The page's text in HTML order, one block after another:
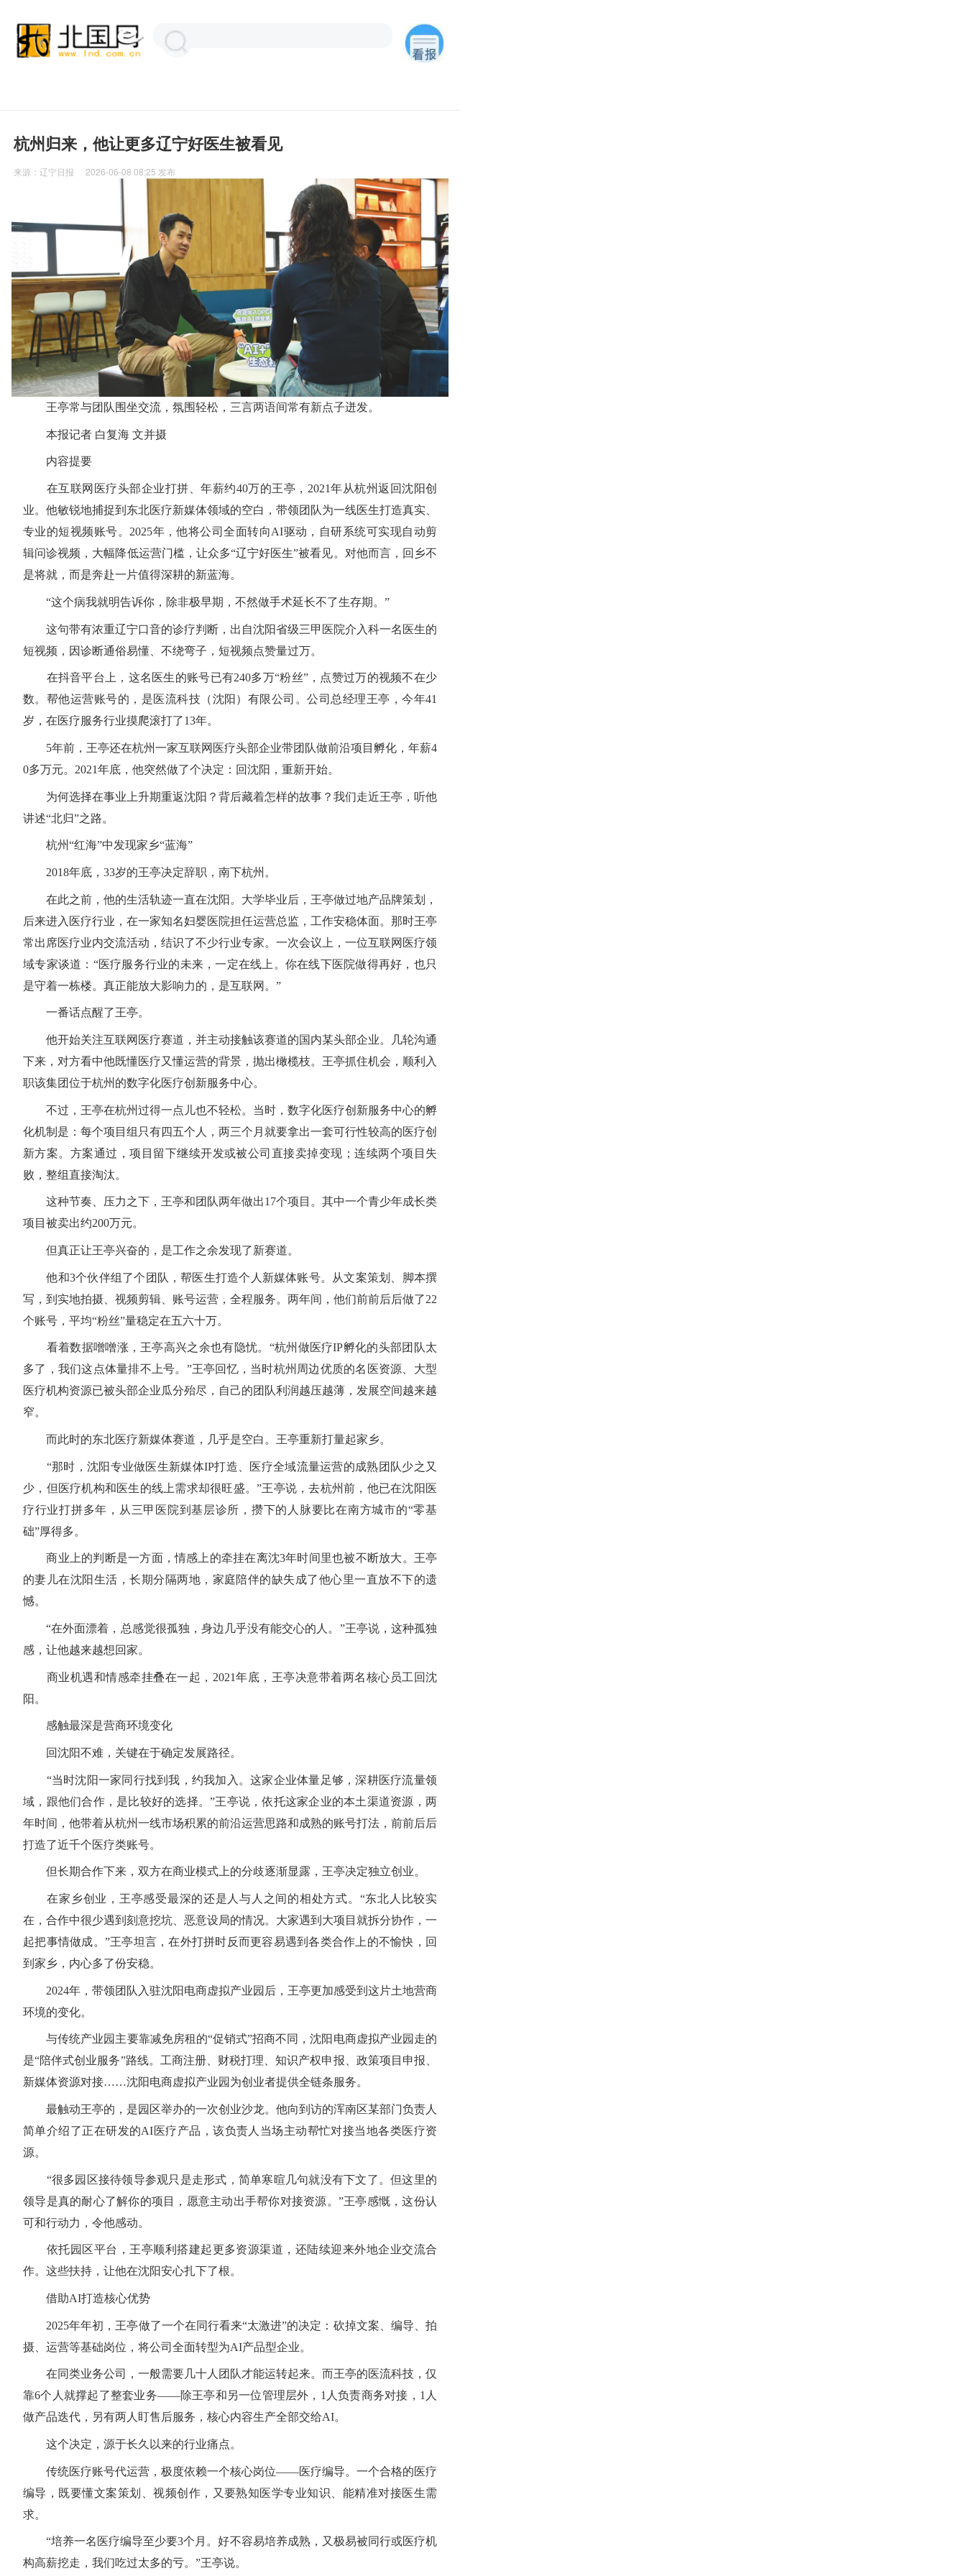
杭州归来，他让更多辽宁好医生被看见
来源：辽宁日报 2026-06-08 08:25 发布
王亭常与团队围坐交流，氛围轻松，三言两语间常有新点子迸发。
本报记者 白复海 文并摄
内容提要
在互联网医疗头部企业打拼、年薪约40万的王亭，2021年从杭州返回沈阳创
业。他敏锐地捕捉到东北医疗新媒体领域的空白，带领团队为一线医生打造真实、
专业的短视频账号。2025年，他将公司全面转向AI驱动，自研系统可实现自动剪
辑问诊视频，大幅降低运营门槛，让众多“辽宁好医生”被看见。对他而言，回乡不
是将就，而是奔赴一片值得深耕的新蓝海。
“这个病我就明告诉你，除非极早期，不然做手术延长不了生存期。”
这句带有浓重辽宁口音的诊疗判断，出自沈阳省级三甲医院介入科一名医生的
短视频，因诊断通俗易懂、不绕弯子，短视频点赞量过万。
在抖音平台上，这名医生的账号已有240多万“粉丝”，点赞过万的视频不在少
数。帮他运营账号的，是医流科技（沈阳）有限公司。公司总经理王亭，今年41
岁，在医疗服务行业摸爬滚打了13年。
5年前，王亭还在杭州一家互联网医疗头部企业带团队做前沿项目孵化，年薪4
0多万元。2021年底，他突然做了个决定：回沈阳，重新开始。
为何选择在事业上升期重返沈阳？背后藏着怎样的故事？我们走近王亭，听他
讲述“北归”之路。
杭州“红海”中发现家乡“蓝海”
2018年底，33岁的王亭决定辞职，南下杭州。
在此之前，他的生活轨迹一直在沈阳。大学毕业后，王亭做过地产品牌策划，
后来进入医疗行业，在一家知名妇婴医院担任运营总监，工作安稳体面。那时王亭
常出席医疗业内交流活动，结识了不少行业专家。一次会议上，一位互联网医疗领
域专家谈道：“医疗服务行业的未来，一定在线上。你在线下医院做得再好，也只
是守着一栋楼。真正能放大影响力的，是互联网。”
一番话点醒了王亭。
他开始关注互联网医疗赛道，并主动接触该赛道的国内某头部企业。几轮沟通
下来，对方看中他既懂医疗又懂运营的背景，抛出橄榄枝。王亭抓住机会，顺利入
职该集团位于杭州的数字化医疗创新服务中心。
不过，王亭在杭州过得一点儿也不轻松。当时，数字化医疗创新服务中心的孵
化机制是：每个项目组只有四五个人，两三个月就要拿出一套可行性较高的医疗创
新方案。方案通过，项目留下继续开发或被公司直接卖掉变现；连续两个项目失
败，整组直接淘汰。
这种节奏、压力之下，王亭和团队两年做出17个项目。其中一个青少年成长类
项目被卖出约200万元。
但真正让王亭兴奋的，是工作之余发现了新赛道。
他和3个伙伴组了个团队，帮医生打造个人新媒体账号。从文案策划、脚本撰
写，到实地拍摄、视频剪辑、账号运营，全程服务。两年间，他们前前后后做了22
个账号，平均“粉丝”量稳定在五六十万。
看着数据噌噌涨，王亭高兴之余也有隐忧。“杭州做医疗IP孵化的头部团队太
多了，我们这点体量排不上号。”王亭回忆，当时杭州周边优质的名医资源、大型
医疗机构资源已被头部企业瓜分殆尽，自己的团队利润越压越薄，发展空间越来越
窄。
而此时的东北医疗新媒体赛道，几乎是空白。王亭重新打量起家乡。
“那时，沈阳专业做医生新媒体IP打造、医疗全域流量运营的成熟团队少之又
少，但医疗机构和医生的线上需求却很旺盛。”王亭说，去杭州前，他已在沈阳医
疗行业打拼多年，从三甲医院到基层诊所，攒下的人脉要比在南方城市的“零基
础”厚得多。
商业上的判断是一方面，情感上的牵挂在离沈3年时间里也被不断放大。王亭
的妻儿在沈阳生活，长期分隔两地，家庭陪伴的缺失成了他心里一直放不下的遗
憾。
“在外面漂着，总感觉很孤独，身边几乎没有能交心的人。”王亭说，这种孤独
感，让他越来越想回家。
商业机遇和情感牵挂叠在一起，2021年底，王亭决意带着两名核心员工回沈
阳。
感触最深是营商环境变化
回沈阳不难，关键在于确定发展路径。
“当时沈阳一家同行找到我，约我加入。这家企业体量足够，深耕医疗流量领
域，跟他们合作，是比较好的选择。”王亭说，依托这家企业的本土渠道资源，两
年时间，他带着从杭州一线市场积累的前沿运营思路和成熟的账号打法，前前后后
打造了近千个医疗类账号。
但长期合作下来，双方在商业模式上的分歧逐渐显露，王亭决定独立创业。
在家乡创业，王亭感受最深的还是人与人之间的相处方式。“东北人比较实
在，合作中很少遇到刻意挖坑、恶意设局的情况。大家遇到大项目就拆分协作，一
起把事情做成。”王亭坦言，在外打拼时反而更容易遇到各类合作上的不愉快，回
到家乡，内心多了份安稳。
2024年，带领团队入驻沈阳电商虚拟产业园后，王亭更加感受到这片土地营商
环境的变化。
与传统产业园主要靠减免房租的“促销式”招商不同，沈阳电商虚拟产业园走的
是“陪伴式创业服务”路线。工商注册、财税打理、知识产权申报、政策项目申报、
新媒体资源对接……沈阳电商虚拟产业园为创业者提供全链条服务。
最触动王亭的，是园区举办的一次创业沙龙。他向到访的浑南区某部门负责人
简单介绍了正在研发的AI医疗产品，该负责人当场主动帮忙对接当地各类医疗资
源。
“很多园区接待领导参观只是走形式，简单寒暄几句就没有下文了。但这里的
领导是真的耐心了解你的项目，愿意主动出手帮你对接资源。”王亭感慨，这份认
可和行动力，令他感动。
依托园区平台，王亭顺利搭建起更多资源渠道，还陆续迎来外地企业交流合
作。这些扶持，让他在沈阳安心扎下了根。
借助AI打造核心优势
2025年年初，王亭做了一个在同行看来“太激进”的决定：砍掉文案、编导、拍
摄、运营等基础岗位，将公司全面转型为AI产品型企业。
在同类业务公司，一般需要几十人团队才能运转起来。而王亭的医流科技，仅
靠6个人就撑起了整套业务——除王亭和另一位管理层外，1人负责商务对接，1人
做产品迭代，另有两人盯售后服务，核心内容生产全部交给AI。
这个决定，源于长久以来的行业痛点。
传统医疗账号代运营，极度依赖一个核心岗位——医疗编导。一个合格的医疗
编导，既要懂文案策划、视频创作，又要熟知医学专业知识、能精准对接医生需
求。
“培养一名医疗编导至少要3个月。好不容易培养成熟，又极易被同行或医疗机
构高薪挖走，我们吃过太多的亏。”王亭说。